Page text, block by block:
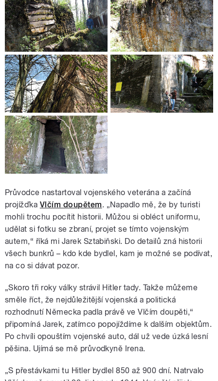
Průvodce nastartoval vojenského veterána a začíná
projížďka Vlčím doupětem. „Napadlo mě, že by turisti
mohli trochu pocítit historii. Můžou si obléct uniformu,
udělat si fotku se zbraní, projet se tímto vojenským
autem,“ říká mi Jarek Sztabiňski. Do detailů zná historii
všech bunkrů – kdo kde bydlel, kam je možné se podívat,
na co si dávat pozor.
„Skoro tři roky války strávil Hitler tady. Takže můžeme
směle říct, že nejdůležitější vojenská a politická
rozhodnutí Německa padla právě ve Vlčím doupěti,“
připomíná Jarek, zatímco popojíždíme k dalším objektům.
Po chvíli opouštím vojenské auto, dál už vede úzká lesní
pěšina. Ujímá se mě průvodkyně Irena.
„S přestávkami tu Hitler bydlel 850 až 900 dní. Natrvalo